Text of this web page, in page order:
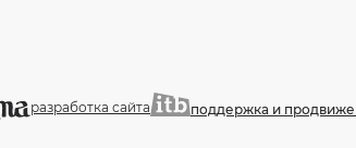
разработка сайта поддержка и